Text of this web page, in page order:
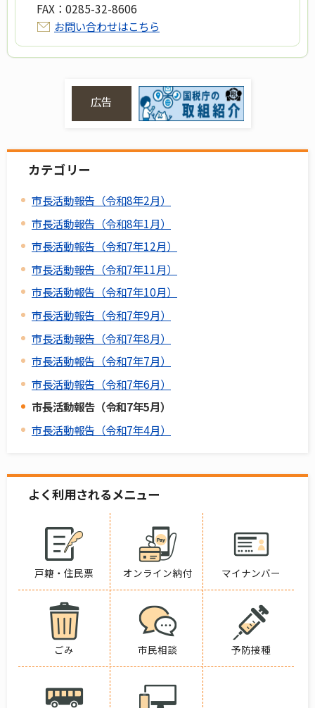
FAX： 0285-32-8606
お問い合わせはこちら
広告
カテゴリー
市長活動報告（令和8年2月）
市長活動報告（令和8年1月）
市長活動報告（令和7年12月）
市長活動報告（令和7年11月）
市長活動報告（令和7年10月）
市長活動報告（令和7年9月）
市長活動報告（令和7年8月）
市長活動報告（令和7年7月）
市長活動報告（令和7年6月）
市長活動報告（令和7年5月）
市長活動報告（令和7年4月）
よく利用されるメニュー
戸籍・住民票 オンライン納付 マイナンバー
ごみ 市民相談 予防接種